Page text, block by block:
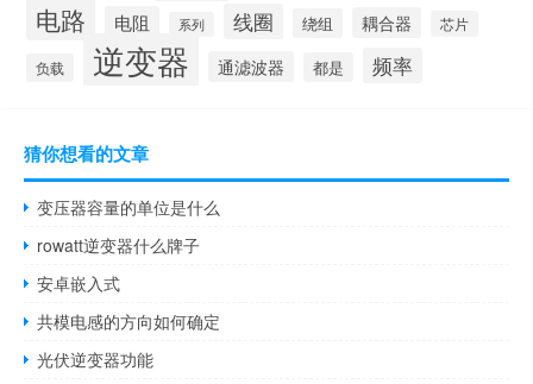
电路 电阻 系列 线圈 绕组 耦合器 芯片
负载 逆变器 通滤波器 都是 频率
猜你想看的文章
变压器容量的单位是什么
rowatt逆变器什么牌子
安卓嵌入式
共模电感的方向如何确定
光伏逆变器功能